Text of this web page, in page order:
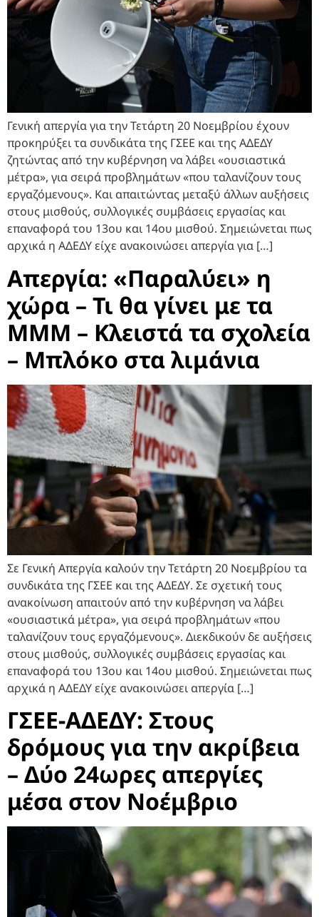
Γενική απεργία για την Τετάρτη 20 Νοεμβρίου έχουν
προκηρύξει τα συνδικάτα της ΓΣΕΕ και της ΑΔΕΔΥ
ζητώντας από την κυβέρνηση να λάβει «ουσιαστικά
μέτρα», για σειρά προβλημάτων «που ταλανίζουν τους
εργαζόμενους». Και απαιτώντας μεταξύ άλλων αυξήσεις
στους μισθούς, συλλογικές συμβάσεις εργασίας και
επαναφορά του 13ου και 14ου μισθού. Σημειώνεται πως
αρχικά η ΑΔΕΔΥ είχε ανακοινώσει απεργία για […]
Απεργία: «Παραλύει» η
χώρα – Τι θα γίνει με τα
ΜΜΜ – Κλειστά τα σχολεία
– Μπλόκο στα λιμάνια
Σε Γενική Απεργία καλούν την Τετάρτη 20 Νοεμβρίου τα
συνδικάτα της ΓΣΕΕ και της ΑΔΕΔΥ. Σε σχετική τους
ανακοίνωση απαιτούν από την κυβέρνηση να λάβει
«ουσιαστικά μέτρα», για σειρά προβλημάτων «που
ταλανίζουν τους εργαζόμενους». Διεκδικούν δε αυξήσεις
στους μισθούς, συλλογικές συμβάσεις εργασίας και
επαναφορά του 13ου και 14ου μισθού. Σημειώνεται πως
αρχικά η ΑΔΕΔΥ είχε ανακοινώσει απεργία […]
ΓΣΕΕ-ΑΔΕΔΥ: Στους
δρόμους για την ακρίβεια
– Δύο 24ωρες απεργίες
μέσα στον Νοέμβριο